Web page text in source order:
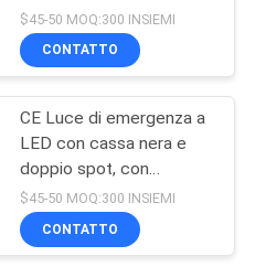
con tempo di emergenza
di 3 ore e installazione su
parete
$45-50 MOQ:300 INSIEMI
CONTATTO
CE Luce di emergenza a
LED con cassa nera e
doppio spot, con
garanzia di 3 anni,
batteria da 3,6 V/1,6 Ah e
durata di 3 ore
$45-50 MOQ:300 INSIEMI
CONTATTO